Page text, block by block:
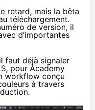
retard, mais la bêta
téléchargement.
de version, il
d’importantes
faut déjà signaler
pour Academy
workflow conçu
à travers